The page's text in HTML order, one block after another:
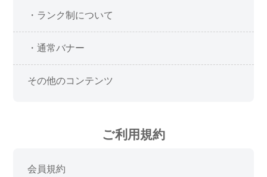
・ランク制について
・通常バナー
その他のコンテンツ
ご利用規約
会員規約